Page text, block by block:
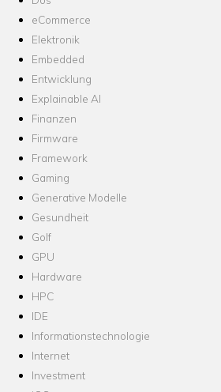
eCommerce
Elektronik
Embedded
Entwicklung
Explainable AI
Finanzen
Firmware
Framework
Gaming
Generative Modelle
Gesundheit
Golf
GPU
Hardware
HPC
IDE
Informationstechnologie
Internet
Investment